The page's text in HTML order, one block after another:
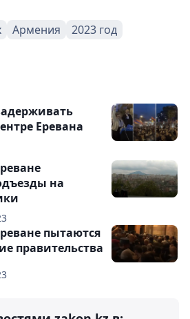
Армения
2023 год
Еревана
на
пытаются
правительства